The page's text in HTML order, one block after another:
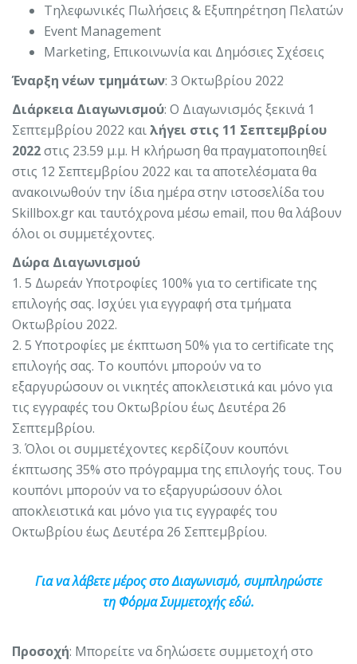
Τηλεφωνικές Πωλήσεις & Εξυπηρέτηση Πελατών
Event Management
Marketing, Επικοινωνία και Δημόσιες Σχέσεις
Έναρξη νέων τμημάτων: 3 Οκτωβρίου 2022
Διάρκεια Διαγωνισμού: Ο Διαγωνισμός ξεκινά 1
Σεπτεμβρίου 2022 καιλήγει στις 11 Σεπτεμβρίου
2022στις 23.59 μ.μ. Η κλήρωση θα πραγματοποιηθεί
στις 12 Σεπτεμβρίου 2022 και τα αποτελέσματα θα
ανακοινωθούν την ίδια ημέρα στην ιστοσελίδα του
Skillbox.gr και ταυτόχρονα μέσω email, που θα λάβουν
όλοι οι συμμετέχοντες.
Δώρα Διαγωνισμού
1. 5 Δωρεάν Υποτροφίες 100% για το certificate της
επιλογής σας. Ισχύει για εγγραφή στα τμήματα
Οκτωβρίου 2022.
2. 5 Υποτροφίες με έκπτωση 50% για το certificate της
επιλογής σας. Το κουπόνι μπορούν να το
εξαργυρώσουν οι νικητές αποκλειστικά και μόνο για
τις εγγραφές του Οκτωβρίου έως Δευτέρα 26
Σεπτεμβρίου.
3. Όλοι οι συμμετέχοντες κερδίζουν κουπόνι
έκπτωσης 35% στο πρόγραμμα της επιλογής τους. Του
κουπόνι μπορούν να το εξαργυρώσουν όλοι
αποκλειστικά και μόνο για τις εγγραφές του
Οκτωβρίου έως Δευτέρα 26 Σεπτεμβρίου.
Για να λάβετε μέρος στο Διαγωνισμό, συμπληρώστε
τη Φόρμα Συμμετοχής εδώ.
Προσοχή: Μπορείτε να δηλώσετε συμμετοχή στο